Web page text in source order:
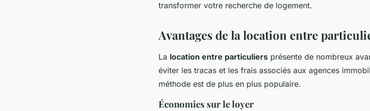
transformer votre recherche de logement.
Avantages de la location entre
La location entre particuliers présente de nombreux
éviter les tracas et les frais associés aux agences
méthode est de plus en plus populaire.
Économies sur le loyer